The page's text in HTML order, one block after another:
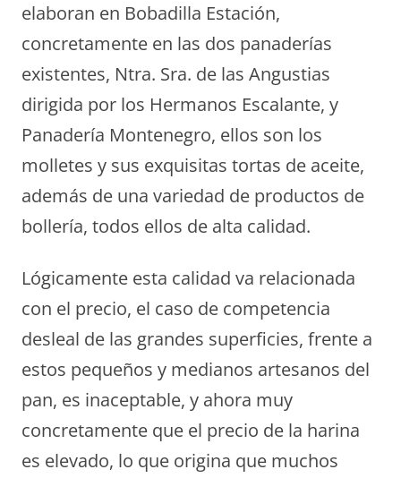
elaboran en Bobadilla Estación,
concretamente en las dos panaderías
existentes, Ntra. Sra. de las Angustias
dirigida por los Hermanos Escalante, y
Panadería Montenegro, ellos son los
molletes y sus exquisitas tortas de aceite,
además de una variedad de productos de
bollería, todos ellos de alta calidad.
Lógicamente esta calidad va relacionada
con el precio, el caso de competencia
desleal de las grandes superficies, frente a
estos pequeños y medianos artesanos del
pan, es inaceptable, y ahora muy
concretamente que el precio de la harina
es elevado, lo que origina que muchos